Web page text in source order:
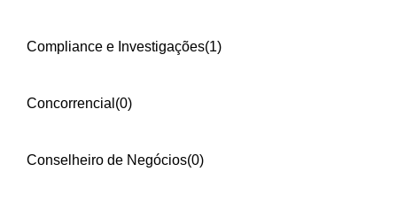
Compliance e Investigações(1)
Concorrencial (0)
Conselheiro de Negócios(0)